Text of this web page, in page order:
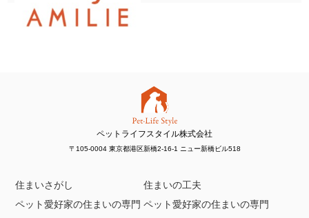
ペットライフスタイル株式会社
〒105-0004 東京都港区新橋2-16-1 ニュー新橋ビル518
住まいさがし
住まいの工夫
ペット愛好家の住まいの専門 ペット愛好家の住まいの専門